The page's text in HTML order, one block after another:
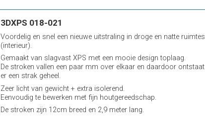
3DXPS 018-021
Voordelig en snel een nieuwe uitstraling in droge en natte ruimtes
(interieur).
Gemaakt van slagvast XPS met een mooie design toplaag.
De stroken vallen een paar mm over elkaar en daardoor ontstaat
er een strak geheel.
Zeer licht van gewicht + extra isolerend.
Eenvoudig te bewerken met fijn houtgereedschap.
De stroken zijn 12cm breed en 2,9 meter lang.